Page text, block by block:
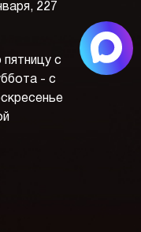
227
с
- с